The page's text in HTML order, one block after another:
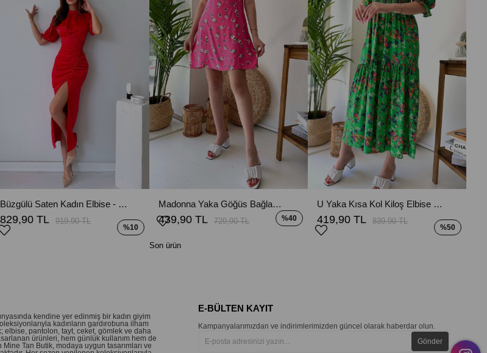
Büzgülü Saten Kadın Elbise - Nar Çiçeği
829,90 TL 919,90 TL
%10
Madonna Yaka Göğüs Bağlama Pembe Çiçek Desenli Kısa Kol Elbise
439,90 TL 729,90 TL %40
Son ürün
U Yaka Kısa Kol Kiloş Elbise - Yeşil
419,90 TL 839,90 TL
%50
kendine yer edinmiş bir kadın giyim
kadınların gardırobuna ilham
elbise, pantolon, tayt, ceket, gömlek ve daha
ürünleri, hem günlük kullanım hem de
Tan Butik, modaya uygun tasarımları ve
E-BÜLTEN KAYIT
Kampanyalarımızdan ve indirimlerimizden güncel olarak haberdar olun.
Gönder